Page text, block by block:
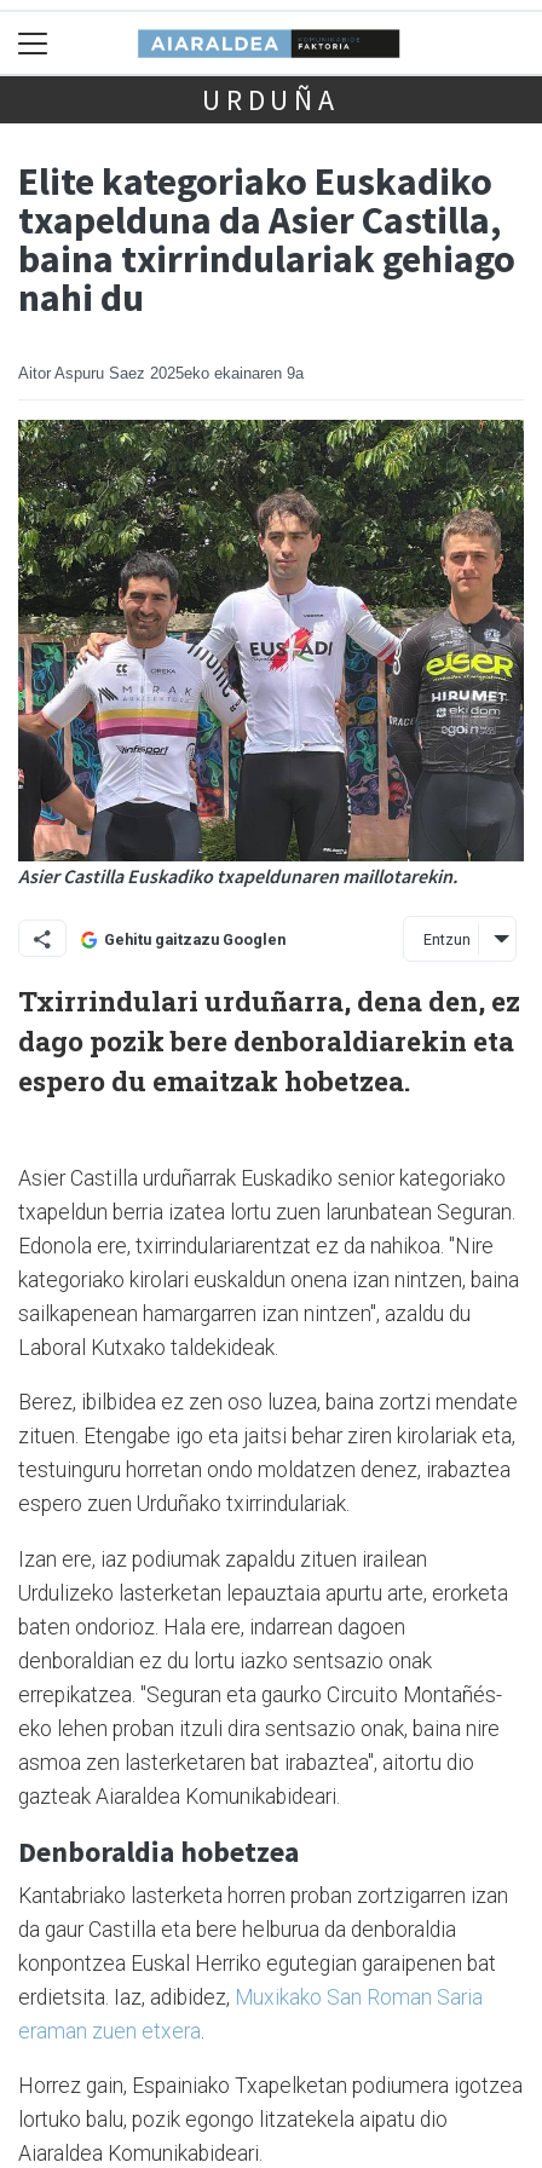
URDUÑA
Elite kategoriako Euskadiko
txapelduna da Asier Castilla,
baina txirrindulariak gehiago
nahi du
Aitor Aspuru Saez 2025eko ekainaren 9a
Asier Castilla Euskadiko txapeldunaren maillotarekin.
Gehitu gaitzazu Googlen Entzun
Txirrindulari urduñarra, dena den, ez
dago pozik bere denboraldiarekin eta
espero du emaitzak hobetzea.
Asier Castilla urduñarrak Euskadiko senior kategoriako
txapeldun berria izatea lortu zuen larunbatean Seguran.
Edonola ere, txirrindulariarentzat ez da nahikoa. "Nire
kategoriako kirolari euskaldun onena izan nintzen, baina
sailkapenean hamargarren izan nintzen", azaldu du
Laboral Kutxako taldekideak.
Berez, ibilbidea ez zen oso luzea, baina zortzi mendate
zituen. Etengabe igo eta jaitsi behar ziren kirolariak eta,
testuinguru horretan ondo moldatzen denez, irabaztea
espero zuen Urduñako txirrindulariak.
Izan ere, iaz podiumak zapaldu zituen irailean
Urdulizeko lasterketan lepauztaia apurtu arte, erorketa
baten ondorioz. Hala ere, indarrean dagoen
denboraldian ez du lortu iazko sentsazio onak
errepikatzea. "Seguran eta gaurko Circuito Montañés-
eko lehen proban itzuli dira sentsazio onak, baina nire
asmoa zen lasterketaren bat irabaztea", aitortu dio
gazteak Aiaraldea Komunikabideari.
Denboraldia hobetzea
Kantabriako lasterketa horren proban zortzigarren izan
da gaur Castilla eta bere helburua da denboraldia
konpontzea Euskal Herriko egutegian garaipenen bat
erdietsita. Iaz, adibidez, Muxikako San Roman Saria
eraman zuen etxera
Horrez gain, Espainiako Txapelketan podiumera igotzea
lortuko balu, pozik egongo litzatekela aipatu dio
Aiaraldea Komunikabideari.